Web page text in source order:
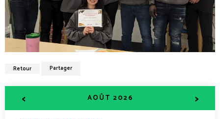
Retour Partager
< AOÛT 2026 >